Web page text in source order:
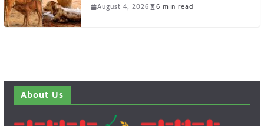
August 4, 2026 6 min read
About Us